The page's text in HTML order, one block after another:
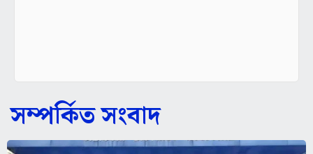
সম্পর্কিত সংবাদ